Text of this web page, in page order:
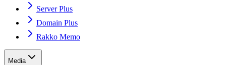
Server Plus
Domain Plus
Rakko Memo
Media